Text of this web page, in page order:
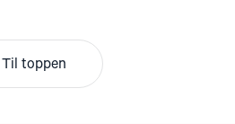
Til toppen